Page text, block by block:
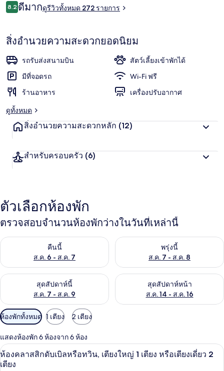
รีวิว
8.28.2 จาก 10
ดีมากดูรีวิวทั้งหมด 272 รายการ
สิ่งอำนวยความสะดวกยอดนิยม
รถรับส่งสนามบิน
สัตว์เลี้ยงเข้าพักได้
มีที่จอดรถ
Wi-Fi ฟรี
ร้านอาหาร
เครื่องปรับอากาศ
ดูทั้งหมด
สิ่งอำนวยความสะดวกหลัก (12)
สำหรับครอบครัว (6)
ตัวเลือกห้องพัก
ตรวจสอบจำนวนห้องพักว่างในวันที่เหล่านี้
คืนนี้
ส.ค. 6 - ส.ค. 7
ตรวจสอบจำนวนห้องพักว่างในคืนนี้ ส.ค. 6 - ส.ค. 7พรุ่งนี้
ส.ค. 7 - ส.ค. 8
ตรวจสอบจำนวนห้องพักว่างใน
สุดสัปดาห์นี้
ส.ค. 7 - ส.ค. 9
ตรวจสอบจำนวนห้องพักว่างในสุดสัปดาห์นี้ ส.ค. 7 - ส.ค. 9
สุดสัปดาห์หน้า
ส.ค. 14 - ส.ค. 16
ตรวจสอบจำนวนห้องพักว่างใน
ตัว
กรอง
ที่
มี
ให้
ห้องพักทั้งหมด 1 เตียง 2 เตียง
แสดงห้องพัก 6 ห้องจาก 6 ห้อง
เปิด
ภาพถ่าย
มินิบาร์, ตู้นิรภัยในห้องพัก, เปล/เตียงเ
5
ห้องคลาสสิกดับเบิลหรือทวิน, เตียงใหญ่ 1 เตียง หรือเตียงเดี่ยว 2
เตียง